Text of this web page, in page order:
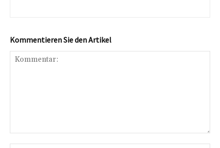
Kommentieren Sie den Artikel